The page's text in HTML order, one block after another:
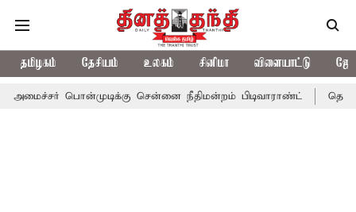
தமிழகம் தேசியம் உலகம் சினிமா விளையாட்டு
சென்னை நீதிமன்றம் பிடிவாராண்ட் தொலைநோக்கு